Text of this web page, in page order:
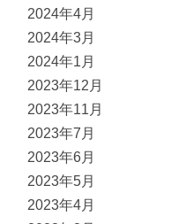
2024年4月
2024年3月
2024年1月
2023年12月
2023年11月
2023年7月
2023年6月
2023年5月
2023年4月